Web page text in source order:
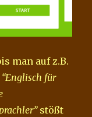
man auf z.B.
“Englisch für
stößt